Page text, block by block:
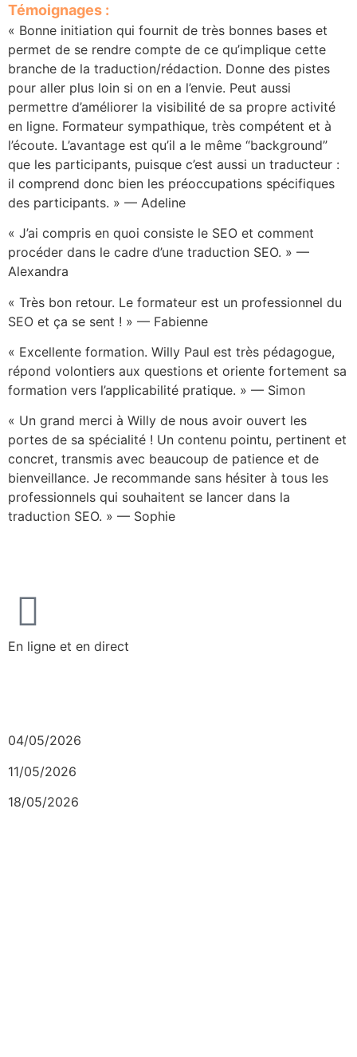
En ligne et en direct
04/05/2026
11/05/2026
18/05/2026
Témoignages :
« Bonne initiation qui fournit de très bonnes bases et
permet de se rendre compte de ce qu’implique cette
branche de la traduction/rédaction. Donne des pistes
pour aller plus loin si on en a l’envie. Peut aussi
permettre d’améliorer la visibilité de sa propre activité
en ligne. Formateur sympathique, très compétent et à
l’écoute. L’avantage est qu’il a le même “background”
que les participants, puisque c’est aussi un traducteur :
il comprend donc bien les préoccupations spécifiques
des participants. » — Adeline
« J’ai compris en quoi consiste le SEO et comment
procéder dans le cadre d’une traduction SEO. » —
Alexandra
« Très bon retour. Le formateur est un professionnel du
SEO et ça se sent ! » — Fabienne
« Excellente formation. Willy Paul est très pédagogue,
répond volontiers aux questions et oriente fortement sa
formation vers l’applicabilité pratique. » — Simon
« Un grand merci à Willy de nous avoir ouvert les
portes de sa spécialité ! Un contenu pointu, pertinent et
concret, transmis avec beaucoup de patience et de
bienveillance. Je recommande sans hésiter à tous les
professionnels qui souhaitent se lancer dans la
traduction SEO. » — Sophie